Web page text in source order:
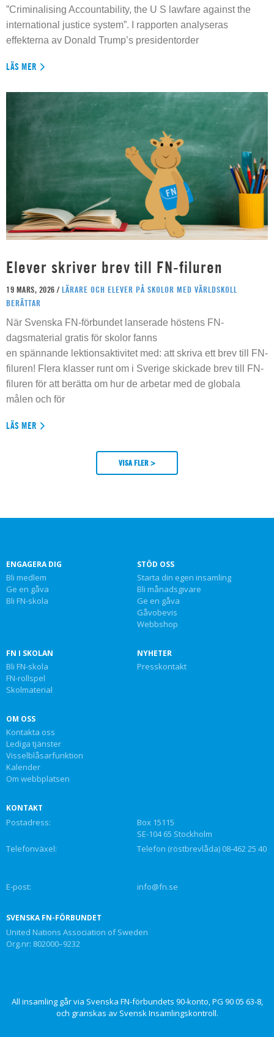
”Criminalising Accountability, the U S lawfare against the
international justice system”. I rapporten analyseras
effekterna av Donald Trump’s presidentorder
LÄS MER
Elever skriver brev till FN-filuren
19 MARS, 2026 / LÄRARE OCH ELEVER PÅ SKOLOR MED VÄRLDSKOLL
BERÄTTAR
När Svenska FN-förbundet lanserade höstens FN-
dagsmaterial gratis för skolor fanns
en spännande lektionsaktivitet med: att skriva ett brev till FN-
filuren! Flera klasser runt om i Sverige skickade brev till FN-
filuren för att berätta om hur de arbetar med de globala
målen och för
LÄS MER
VISA FLER >
ENGAGERA DIG
Bli medlem
Ge en gåva
Bli FN-skola
STÖD OSS
Starta din egen insamling
Bli månadsgivare
Ge en gåva
Gåvobevis
Webbshop
FN I SKOLAN
Bli FN-skola
FN-rollspel
Skolmaterial
NYHETER
Presskontakt
OM OSS
Kontakta oss
Lediga tjänster
Visselblåsarfunktion
Kalender
Om webbplatsen
KONTAKT
Postadress:
Box 15115
SE-104 65 Stockholm
Telefonväxel:
Telefon (röstbrevlåda) 08-462 25 40
E-post: info@fn.se
SVENSKA FN-FÖRBUNDET
United Nations Association of Sweden
Org.nr: 802000–9232
All insamling går via Svenska FN-förbundets 90-konto, PG 90 05 63-8,
och granskas av Svensk Insamlingskontroll.